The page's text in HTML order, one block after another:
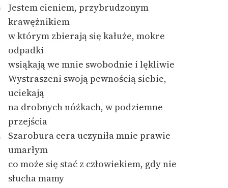
Jestem cieniem, przybrudzonym
krawężnikiem
w którym zbierają się kałuże, mokre
odpadki
wsiąkają we mnie swobodnie i lękliwie
Wystraszeni swoją pewnością siebie,
uciekają
na drobnych nóżkach, w podziemne
przejścia
Szarobura cera uczyniła mnie prawie
umarłym
co może się stać z człowiekiem, gdy nie
słucha mamy